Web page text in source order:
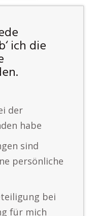
ich die
der
habe
sind
persönliche
bei
für mich